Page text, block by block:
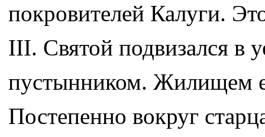
покровителей Калуги.
III. Святой подвизался в
пустынником. Жилищем
Постепенно вокруг